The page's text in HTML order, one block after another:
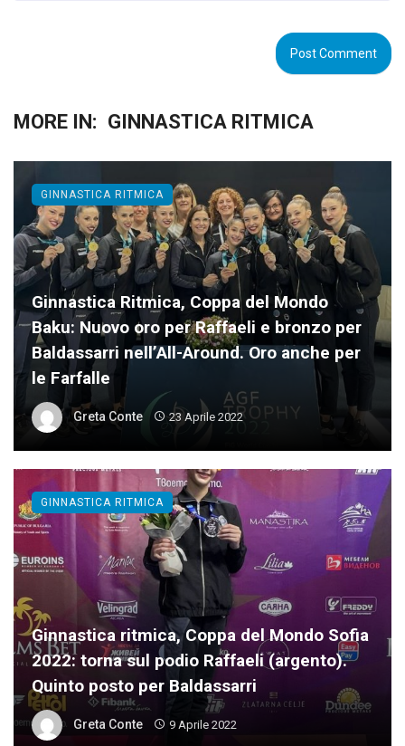
MORE IN: GINNASTICA RITMICA
Ginnastica Ritmica, Coppa del Mondo
Baku: Nuovo oro per Raffaeli e bronzo per
Baldassarri nell’All-Around. Oro anche per
le Farfalle
Greta Conte 23 Aprile 2022
GINNASTICA RITMICA
Ginnastica ritmica, Coppa del Mondo Sofia
2022: torna sul podio Raffaeli (argento).
Quinto posto per Baldassarri
Greta Conte 9 Aprile 2022
GINNASTICA RITMICA